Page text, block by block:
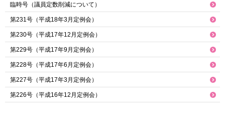
臨時号（議員定数削減について）
第231号（平成18年3月定例会）
第230号（平成17年12月定例会）
第229号（平成17年9月定例会）
第228号（平成17年6月定例会）
第227号（平成17年3月定例会）
第226号（平成16年12月定例会）